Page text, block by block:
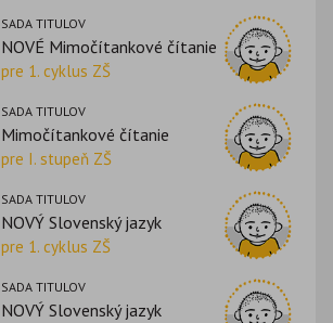
SADA TITULOV
NOVÉ Mimočítankové čítanie
pre 1. cyklus ZŠ
SADA TITULOV
Mimočítankové čítanie
pre I. stupeň ZŠ
SADA TITULOV
NOVÝ Slovenský jazyk
pre 1. cyklus ZŠ
SADA TITULOV
NOVÝ Slovenský jazyk